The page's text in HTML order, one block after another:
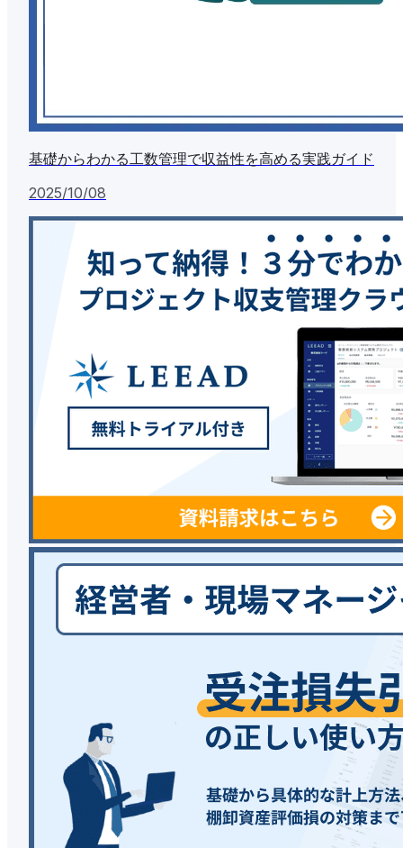
基礎からわかる工数管理で収益性を高める実践ガイド
2025/10/08